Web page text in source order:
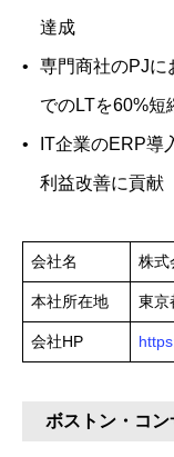
達成
専門商社のPJに
でのLTを60%短
IT企業のERP導
利益改善に貢献
会社名 株式
本社所在地 東京
会社HP
ボストン・コ